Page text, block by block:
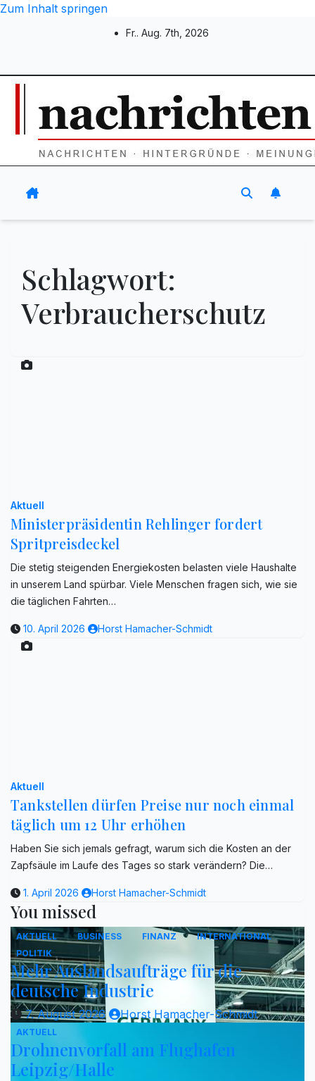
Zum Inhalt springen
Fr.. Aug. 7th, 2026
Schlagwort:
Verbraucherschutz
Aktuell
Ministerpräsidentin Rehlinger fordert
Spritpreisdeckel
Die stetig steigenden Energiekosten belasten viele Haushalte
in unserem Land spürbar. Viele Menschen fragen sich, wie sie
die täglichen Fahrten…
10. April 2026 Horst Hamacher-Schmidt
Aktuell
Tankstellen dürfen Preise nur noch einmal
täglich um 12 Uhr erhöhen
Haben Sie sich jemals gefragt, warum sich die Kosten an der
Zapfsäule im Laufe des Tages so stark verändern? Die…
1. April 2026 Horst Hamacher-Schmidt
You missed
AKTUELL BUSINESS FINANZ
INTERNATIONAL
POLITIK
Mehr Auslandsaufträge für die
deutsche Industrie
7. August 2026 Horst Hamacher-Schmidt
AKTUELL
Drohnenvorfall am Flughafen
Leipzig/Halle